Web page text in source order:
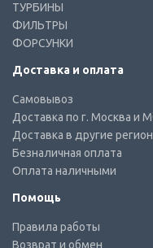
ТУРБИНЫ
ФИЛЬТРЫ
ФОРСУНКИ
Доставка и оплата
Самовывоз
Доставка по г. Москва и
Доставка в другие
Безналичная оплата
Оплата наличными
Помощь
Правила работы
Возврат и обмен